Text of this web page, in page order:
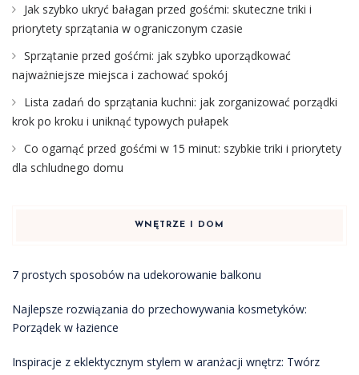
Jak szybko ukryć bałagan przed gośćmi: skuteczne triki i
priorytety sprzątania w ograniczonym czasie
Sprzątanie przed gośćmi: jak szybko uporządkować
najważniejsze miejsca i zachować spokój
Lista zadań do sprzątania kuchni: jak zorganizować porządki
krok po kroku i uniknąć typowych pułapek
Co ogarnąć przed gośćmi w 15 minut: szybkie triki i priorytety
dla schludnego domu
WNĘTRZE I DOM
7 prostych sposobów na udekorowanie balkonu
Najlepsze rozwiązania do przechowywania kosmetyków:
Porządek w łazience
Inspiracje z eklektycznym stylem w aranżacji wnętrz: Twórz